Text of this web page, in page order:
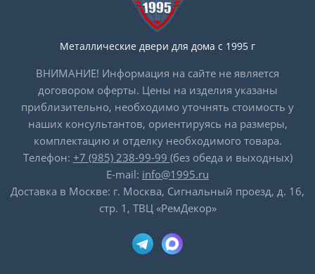
Металлические двери для дома с 1995 г
ВНИМАНИЕ! Информация на сайте не является
договором оферты. Цены на изделия указаны
приблизительно, необходимо уточнять стоимость у
наших консультантов, ориентируясь на размеры,
комплектацию и отделку необходимого товара.
Телефон: +7 (985) 238-99-99 (без обеда и выходных)
E-mail: info@1995.ru
Доставка в Москве: г. Москва, Сигнальный проезд, д. 16,
стр. 1, ТВЦ «РемДекор»